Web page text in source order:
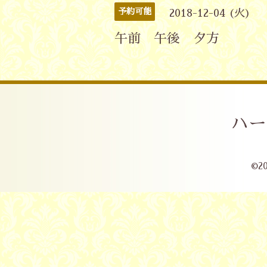
予約可能 2018-12-04 (火)
午前 午後 夕方
ハ